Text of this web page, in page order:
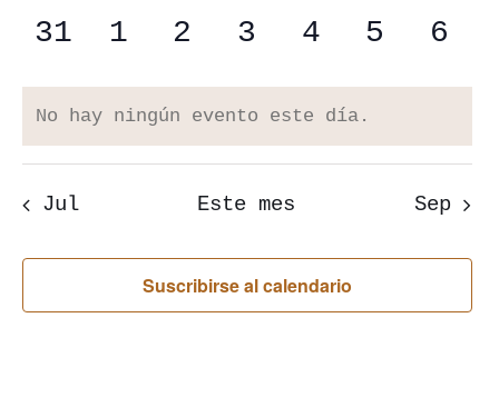
0
31
0
1
0
2
0
3
0
4
0
5
0
6
No hay ningún evento este día.
Jul Este mes Sep
Suscribirse al calendario